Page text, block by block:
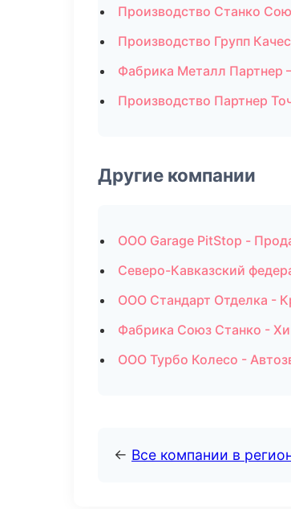
Производство Станко
Производство Групп
Фабрика Металл
Производство Партнер
Другие компании
ООО Garage PitStop -
Северо-Кавказский
ООО Стандарт Отделка -
Фабрика Союз Станко -
ООО Турбо Колесо -
← Все компании в